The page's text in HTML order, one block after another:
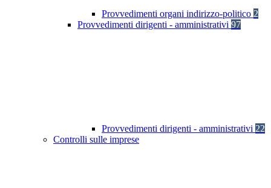
Provvedimenti organi indirizzo-politico 2
Provvedimenti dirigenti - amministrativi 97
Provvedimenti dirigenti - amministrativi 22
Controlli sulle imprese